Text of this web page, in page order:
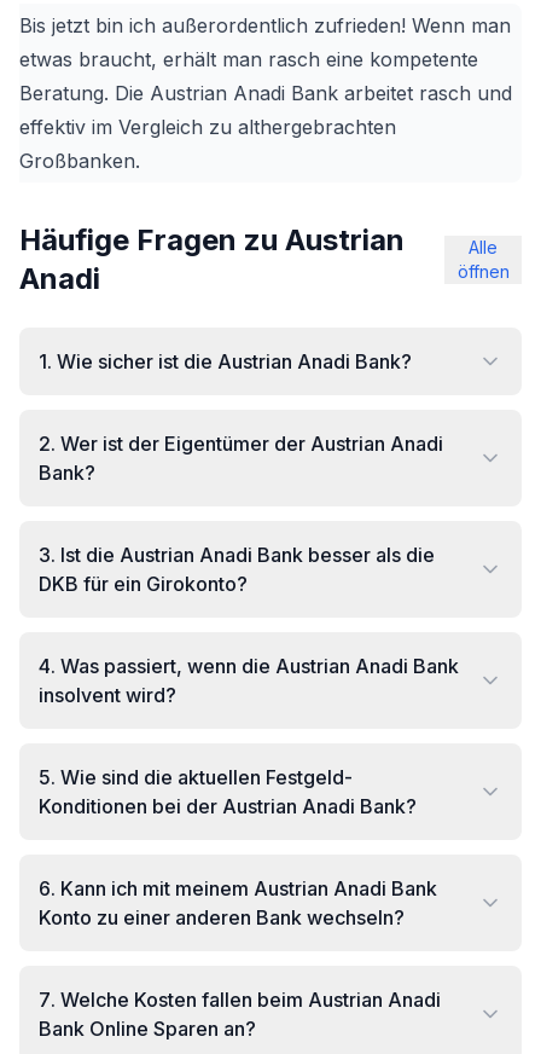
Bis jetzt bin ich außerordentlich zufrieden! Wenn man
etwas braucht, erhält man rasch eine kompetente
Beratung. Die Austrian Anadi Bank arbeitet rasch und
effektiv im Vergleich zu althergebrachten
Großbanken.
Häufige Fragen zu Austrian
Anadi
Alle
öffnen
1. Wie sicher ist die Austrian Anadi Bank?
2. Wer ist der Eigentümer der Austrian Anadi
Bank?
3. Ist die Austrian Anadi Bank besser als die
DKB für ein Girokonto?
4. Was passiert, wenn die Austrian Anadi Bank
insolvent wird?
5. Wie sind die aktuellen Festgeld-
Konditionen bei der Austrian Anadi Bank?
6. Kann ich mit meinem Austrian Anadi Bank
Konto zu einer anderen Bank wechseln?
7. Welche Kosten fallen beim Austrian Anadi
Bank Online Sparen an?